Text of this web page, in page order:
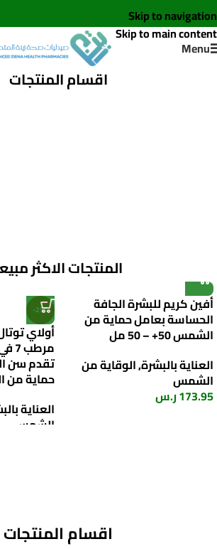
Skip to navigation
Skip to main content
Menu
اقسام المنتجات
المنتجات الاكثر
أفين كريم للبشرة الجافة
الحساسة بعامل حماية من
الشمس 50+ – 50 مل
العناية بالبشرة,الوقاية من
الشمس
173.95ر.س
-25%
أولاي
تقدم سن
حماية من
العناية
الشمس
اقسام المنتجات